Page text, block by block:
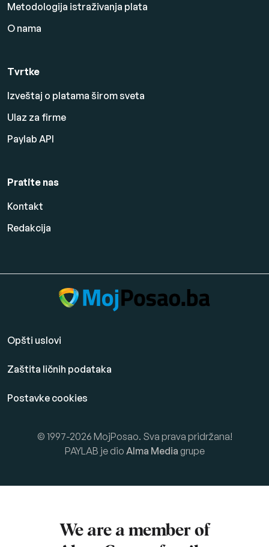
Metodologija istraživanja plata
O nama
Tvrtke
Izveštaj o platama širom sveta
Ulaz za firme
Paylab API
Pratite nas
Kontakt
Redakcija
Opšti uslovi
Zaštita ličnih podataka
Postavke cookies
© 1997-2026 MojPosao. Sva prava pridržana!
PAYLAB je dio Alma Media grupe
We are a member of